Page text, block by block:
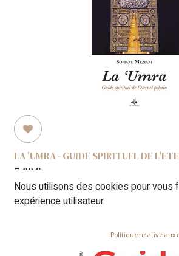
LA 'UMRA - GUIDE SPIRITUEL DE
5,00 €
Nous utilisons des cookies pour vous
expérience utilisateur.
Politique relative aux